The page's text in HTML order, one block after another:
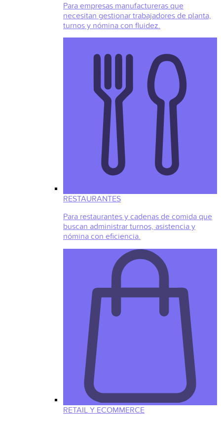
Para empresas manufactureras que
necesitan gestionar trabajadores de planta,
turnos y nómina con fluidez.
RESTAURANTES
Para restaurantes y cadenas de comida que
buscan administrar turnos, asistencia y
nómina con eficiencia.
RETAIL Y ECOMMERCE